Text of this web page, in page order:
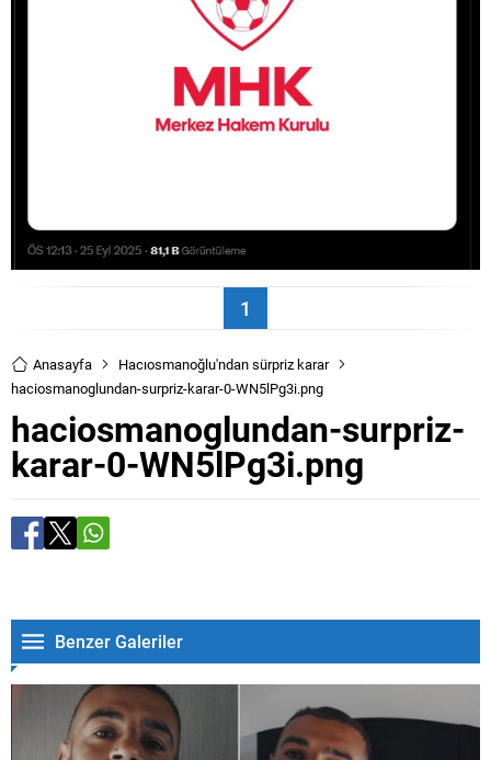
1
Anasayfa
Hacıosmanoğlu'ndan sürpriz karar
haciosmanoglundan-surpriz-karar-0-WN5lPg3i.png
haciosmanoglundan-surpriz-
karar-0-WN5lPg3i.png
Benzer Galeriler